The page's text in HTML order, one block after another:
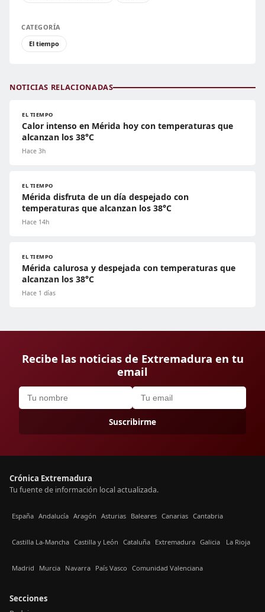
CATEGORÍA
El tiempo
NOTICIAS RELACIONADAS
EL TIEMPO
Calor intenso en Mérida hoy con temperaturas que
alcanzan los 38°C
Hace 3h
EL TIEMPO
Mérida disfruta de un día despejado con
temperaturas que alcanzan los 38°C
Hace 14h
EL TIEMPO
Mérida calurosa y despejada con temperaturas que
alcanzan los 38°C
Hace 1 días
Recibe las noticias de Extremadura en tu
email
Suscribirme
Crónica Extremadura
Tu fuente de información local actualizada.
España Andalucía Aragón Asturias Baleares Canarias Cantabria
Castilla La-Mancha Castilla y León Cataluña Extremadura Galicia La Rioja
Madrid Murcia Navarra País Vasco Comunidad Valenciana
Secciones